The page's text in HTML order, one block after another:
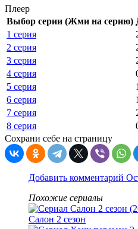
Плеер
Выбор серии (Жми на серию)
1 серия
2 серия
3 серия
4 серия
5 серия
6 серия
7 серия
8 серия
Сохрани себе на страницу
Добавить комментарий
Похожие сериалы
Салон 2 сезон